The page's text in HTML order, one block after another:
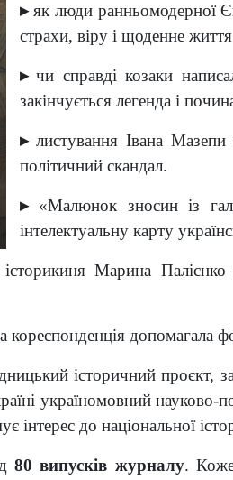
▸ як люди ранньомодерної
страхи, віру і щоденне
▸ чи справді козаки
закінчується легенда і
▸ листування Івана
політичний скандал.
▸ «Малюнок зносин із
інтелектуальну карту
Марина
допомагала
історичний проєкт,
україномовний науково-
до національної
80 випусків журналу.